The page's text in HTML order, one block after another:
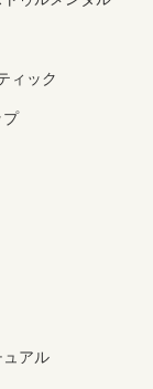
ィック
プ
ュアル